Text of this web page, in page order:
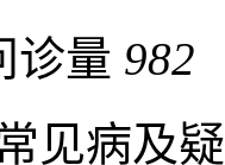
诊量 982
见病及